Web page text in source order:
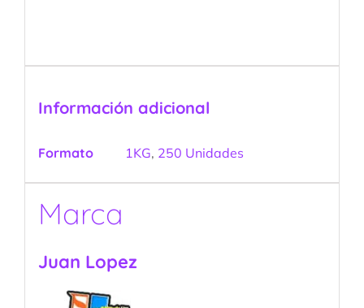
Información adicional
Formato 1KG, 250 Unidades
Marca
Juan Lopez